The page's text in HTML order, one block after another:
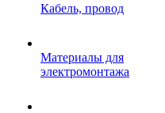
Кабель, провод
Материалы для
электромонтажа